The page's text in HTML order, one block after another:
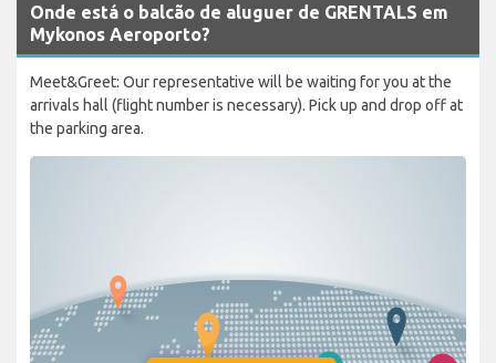
Onde está o balcão de aluguer de GRENTALS em
Mykonos Aeroporto?
Meet&Greet: Our representative will be waiting for you at the
arrivals hall (flight number is necessary). Pick up and drop off at
the parking area.